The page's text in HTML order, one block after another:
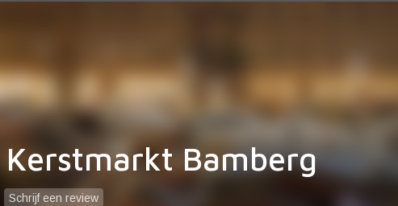
Bamberg
Schrijf een review